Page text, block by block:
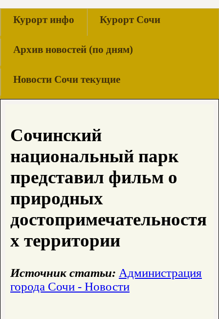
Курорт инфо Курорт Сочи
Архив новостей (по дням)
Новости Сочи текущие
Сочинский
национальный парк
представил фильм о
природных
достопримечательностя
х территории
Источник статьи: Администрация
города Сочи - Новости